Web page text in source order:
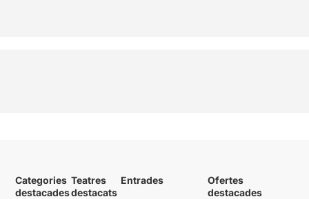
Categories
destacades
Teatres
destacats
Entrades
Ofertes
destacades